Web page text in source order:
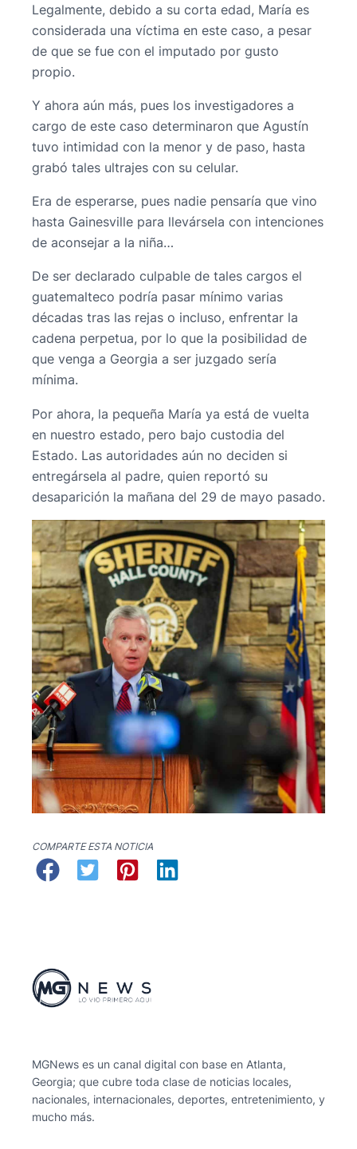
Legalmente, debido a su corta edad, María es
considerada una víctima en este caso, a pesar
de que se fue con el imputado por gusto
propio.
Y ahora aún más, pues los investigadores a
cargo de este caso determinaron que Agustín
tuvo intimidad con la menor y de paso, hasta
grabó tales ultrajes con su celular.
Era de esperarse, pues nadie pensaría que vino
hasta Gainesville para llevársela con intenciones
de aconsejar a la niña…
De ser declarado culpable de tales cargos el
guatemalteco podría pasar mínimo varias
décadas tras las rejas o incluso, enfrentar la
cadena perpetua, por lo que la posibilidad de
que venga a Georgia a ser juzgado sería
mínima.
Por ahora, la pequeña María ya está de vuelta
en nuestro estado, pero bajo custodia del
Estado. Las autoridades aún no deciden si
entregársela al padre, quien reportó su
desaparición la mañana del 29 de mayo pasado.
COMPARTE ESTA NOTICIA
MGNews es un canal digital con base en Atlanta,
Georgia; que cubre toda clase de noticias locales,
nacionales, internacionales, deportes, entretenimiento, y
mucho más.